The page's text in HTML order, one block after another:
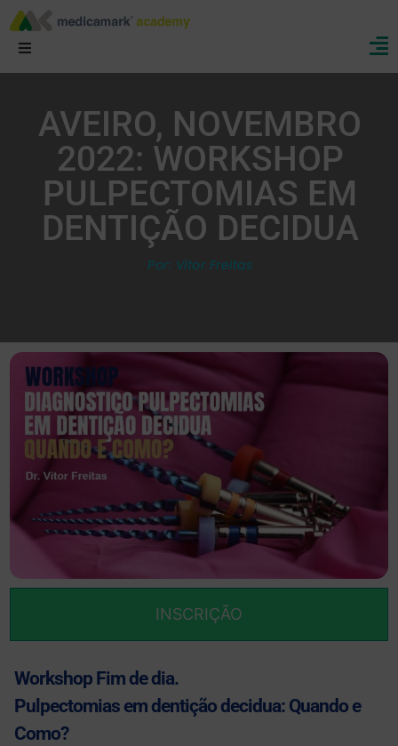
AVEIRO, NOVEMBRO
2022: WORKSHOP
PULPECTOMIAS EM
DENTIÇÃO DECIDUA
Por: Vitor Freitas
INSCRIÇÃO
Workshop Fim de dia.
Pulpectomias em dentição decidua: Quando e
Como?